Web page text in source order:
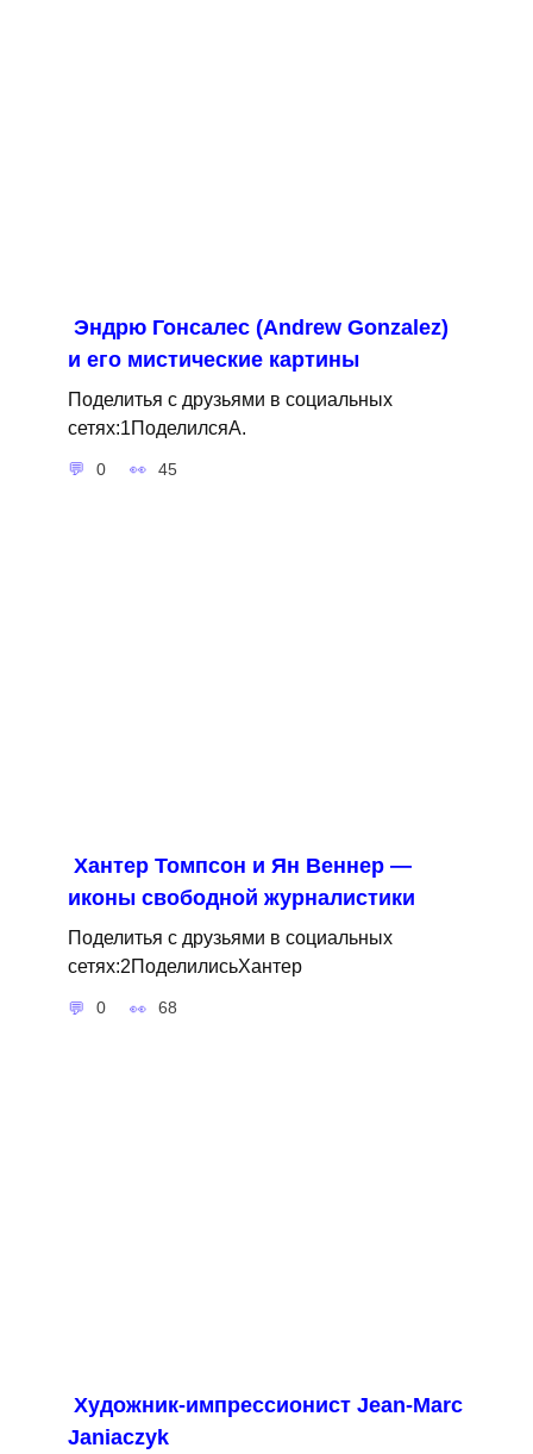
Эндрю Гонсалес (Andrew Gonzalez)
и его мистические картины
Поделитья с друзьями в социальных
сетях:1ПоделилсяA.
0 45
Хантер Томпсон и Ян Веннер —
иконы свободной журналистики
Поделитья с друзьями в социальных
сетях:2ПоделилисьХантер
0 68
Художник-импрессионист Jean-Marc
Janiaczyk